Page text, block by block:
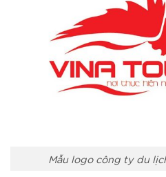
Mẫu logo công ty du